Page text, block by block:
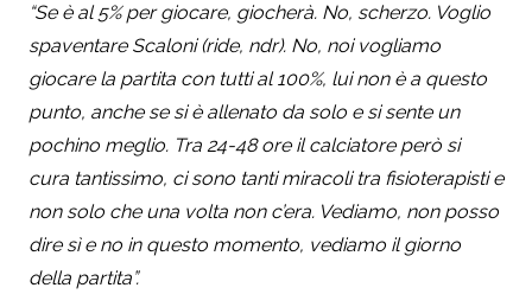
“Se è al 5% per giocare, giocherà. No, scherzo. Voglio
spaventare Scaloni (ride, ndr). No, noi vogliamo
giocare la partita con tutti al 100%, lui non è a questo
punto, anche se si è allenato da solo e si sente un
pochino meglio. Tra 24-48 ore il calciatore però si
cura tantissimo, ci sono tanti miracoli tra fisioterapisti e
non solo che una volta non c’era. Vediamo, non posso
dire sì e no in questo momento, vediamo il giorno
della partita”.